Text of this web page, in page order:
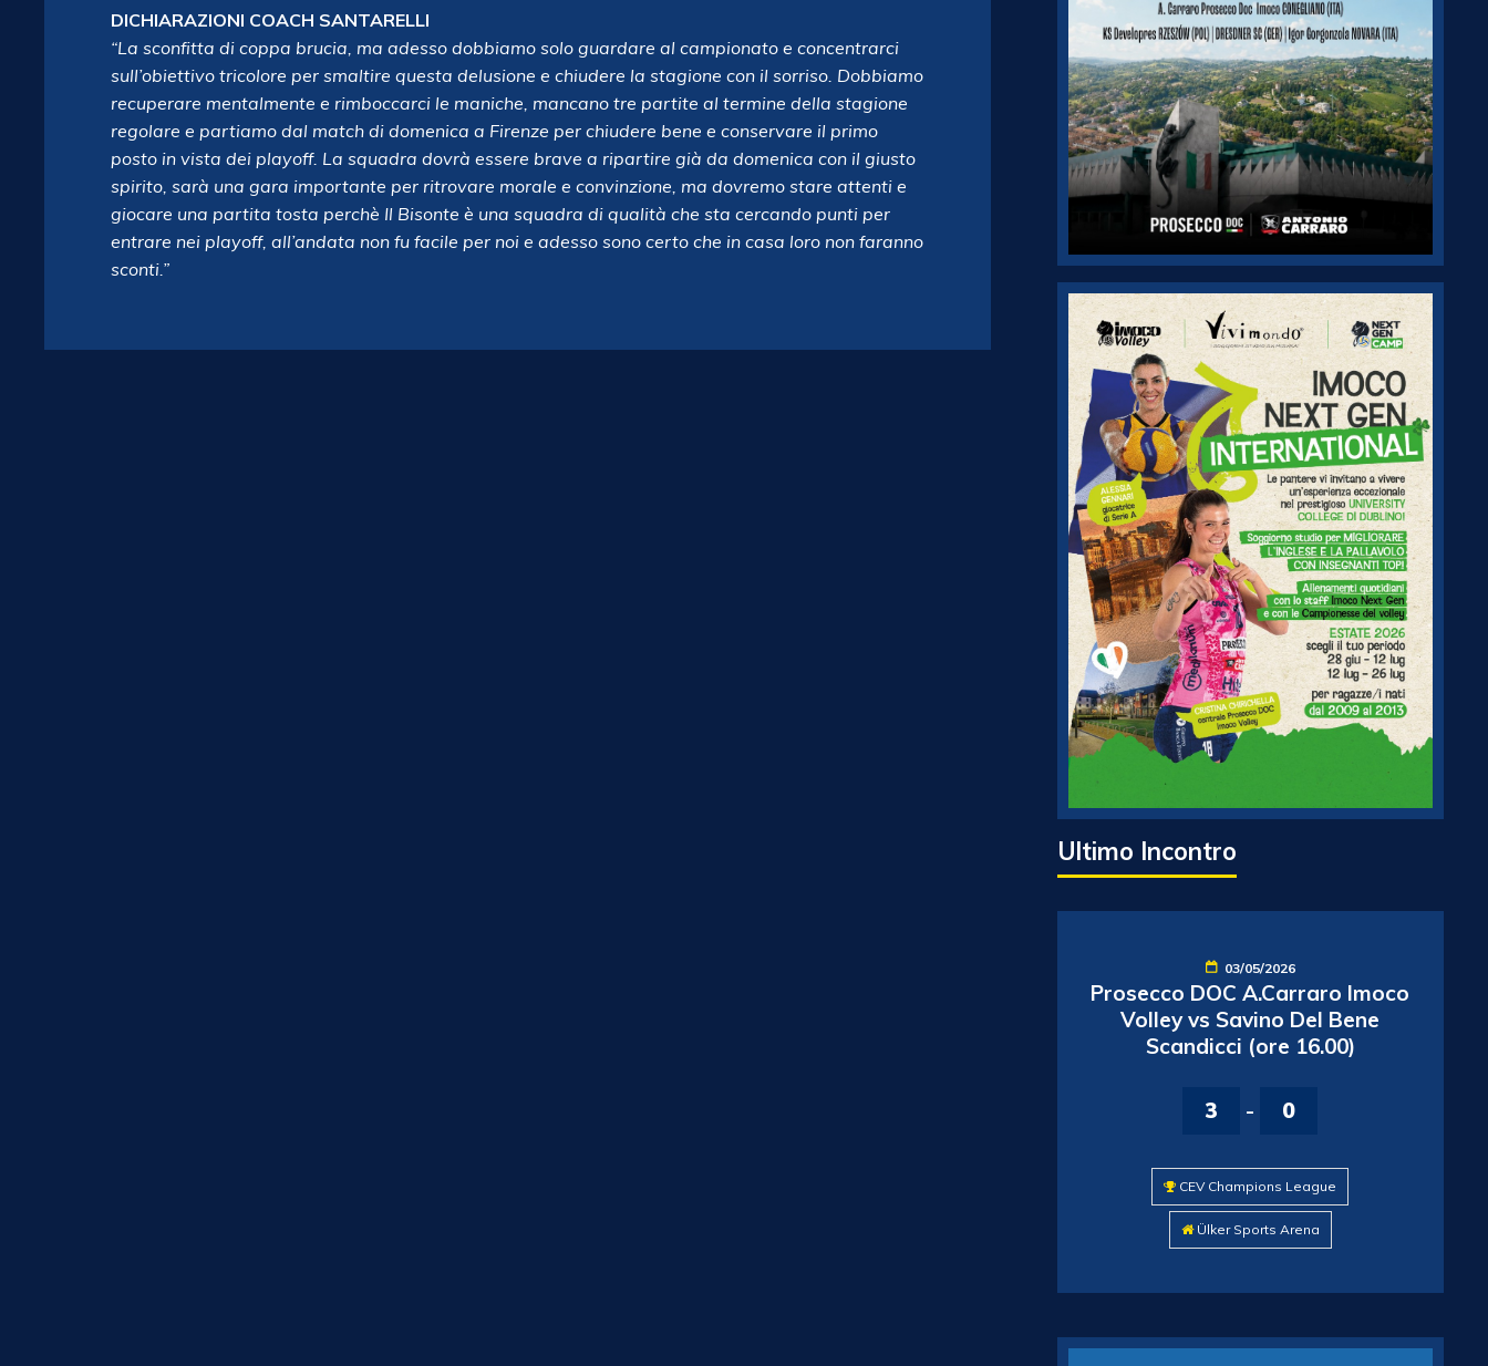
DICHIARAZIONI COACH SANTARELLI
“La sconfitta di coppa brucia, ma adesso dobbiamo solo guardare al campionato e concentrarci
sull’obiettivo tricolore per smaltire questa delusione e chiudere la stagione con il sorriso. Dobbiamo
recuperare mentalmente e rimboccarci le maniche, mancano tre partite al termine della stagione
regolare e partiamo dal match di domenica a Firenze per chiudere bene e conservare il primo
posto in vista dei playoff. La squadra dovrà essere brave a ripartire già da domenica con il giusto
spirito, sarà una gara importante per ritrovare morale e convinzione, ma dovremo stare attenti e
giocare una partita tosta perchè Il Bisonte è una squadra di qualità che sta cercando punti per
entrare nei playoff, all’andata non fu facile per noi e adesso sono certo che in casa loro non faranno
sconti.”
Ultimo Incontro
03/05/2026
Prosecco DOC A.Carraro Imoco
Volley vs Savino Del Bene
Scandicci (ore 16.00)
3 - 0
CEV Champions League
Ülker Sports Arena